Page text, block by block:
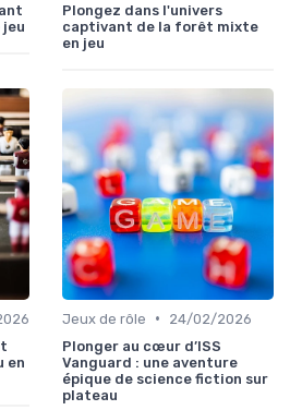
jeu
Plongez dans l'univers
captivant de la forêt mixte
en jeu
en
Jeux de rôle •
24/02/2026
Plonger au cœur d’ISS
Vanguard : une aventure
épique de science fiction sur
plateau